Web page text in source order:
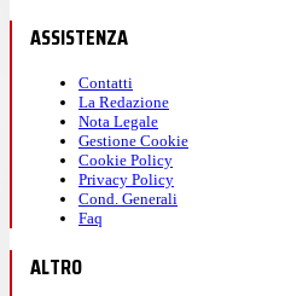
ASSISTENZA
Contatti
La Redazione
Nota Legale
Gestione Cookie
Cookie Policy
Privacy Policy
Cond. Generali
Faq
ALTRO